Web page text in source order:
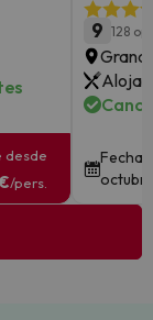
desde
/pers.
9 128